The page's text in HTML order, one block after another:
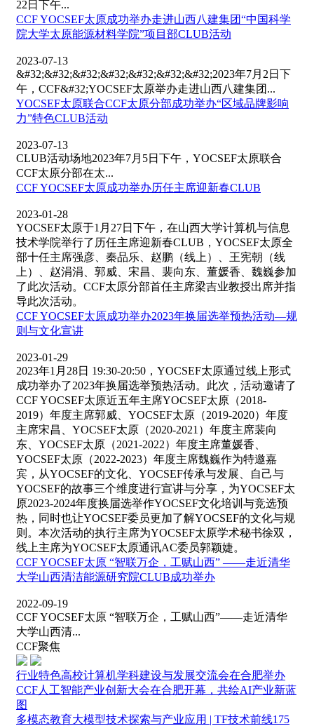
22日下午...
CCF YOCSEF太原成功举办走进山西八建集团“中国科学
院大学太原能源材料学院”项目部CLUB活动
2023-07-13
&#32;&#32;&#32;&#32;&#32;&#32;&#32;2023年7月2日下
午，CCF&#32;YOCSEF太原举办走进山西八建集团...
YOCSEF太原联合CCF太原分部成功举办“区域品牌影响
力”特色CLUB活动
2023-07-13
CLUB活动场地2023年7月5日下午，YOCSEF太原联合
CCF太原分部在太...
CCF YOCSEF太原成功举办历任主席迎新春CLUB
2023-01-28
YOCSEF太原于1月27日下午，在山西大学计算机与信息
技术学院举行了历任主席迎新春CLUB，YOCSEF太原全
部十任主席强彦、秦品乐、赵鹏（线上）、王宪朝（线
上）、赵涓涓、郭威、宋昌、裴向东、董媛香、魏巍参加
了此次活动。CCF太原分部首任主席梁吉业教授出席并指
导此次活动。
CCF YOCSEF太原成功举办2023年换届选举预热活动—规
则与文化宣讲
2023-01-29
2023年1月28日 19:30-20:50，YOCSEF太原通过线上形式
成功举办了2023年换届选举预热活动。此次，活动邀请了
CCF YOCSEF太原近五年主席YOCSEF太原（2018-
2019）年度主席郭威、YOCSEF太原（2019-2020）年度
主席宋昌、YOCSEF太原（2020-2021）年度主席裴向
东、YOCSEF太原（2021-2022）年度主席董媛香、
YOCSEF太原（2022-2023）年度主席魏巍作为特邀嘉
宾，从YOCSEF的文化、YOCSEF传承与发展、自己与
YOCSEF的故事三个维度进行宣讲与分享，为YOCSEF太
原2023-2024年度换届选举作YOCSEF文化培训与竞选预
热，同时也让YOCSEF委员更加了解YOCSEF的文化与规
则。本次活动的执行主席为YOCSEF太原学术秘书徐双，
线上主席为YOCSEF太原通讯AC委员郭颖婕。
CCF YOCSEF太原 “智联万企，工赋山西” ——走近清华
大学山西清洁能源研究院CLUB成功举办
2022-09-19
CCF YOCSEF太原 “智联万企，工赋山西”——走近清华
大学山西清...
CCF聚焦
行业特色高校计算机学科建设与发展交流会在合肥举办
CCF人工智能产业创新大会在合肥开幕，共绘AI产业新蓝
图
多模态教育大模型技术探索与产业应用 | TF技术前线175